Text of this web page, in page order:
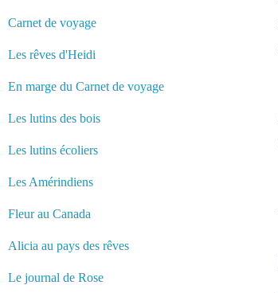
Carnet de voyage
Les rêves d'Heidi
En marge du Carnet de voyage
Les lutins des bois
Les lutins écoliers
Les Amérindiens
Fleur au Canada
Alicia au pays des rêves
Le journal de Rose